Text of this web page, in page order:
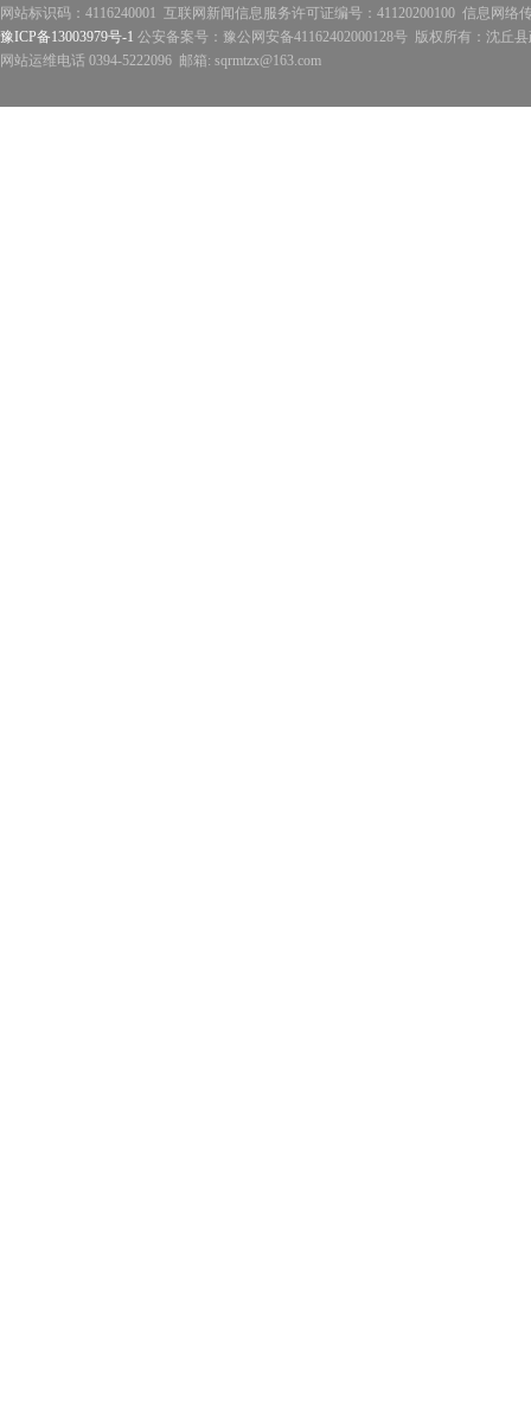
网站标识码：4116240001 互联网新闻信息服务许可证编号：41120200100 信息网络
豫ICP备13003979号-1 公安备案号：豫公网安备41162402000128号 版权所有：沈丘
网站运维电话 0394-5222096 邮箱: sqrmtzx@163.com